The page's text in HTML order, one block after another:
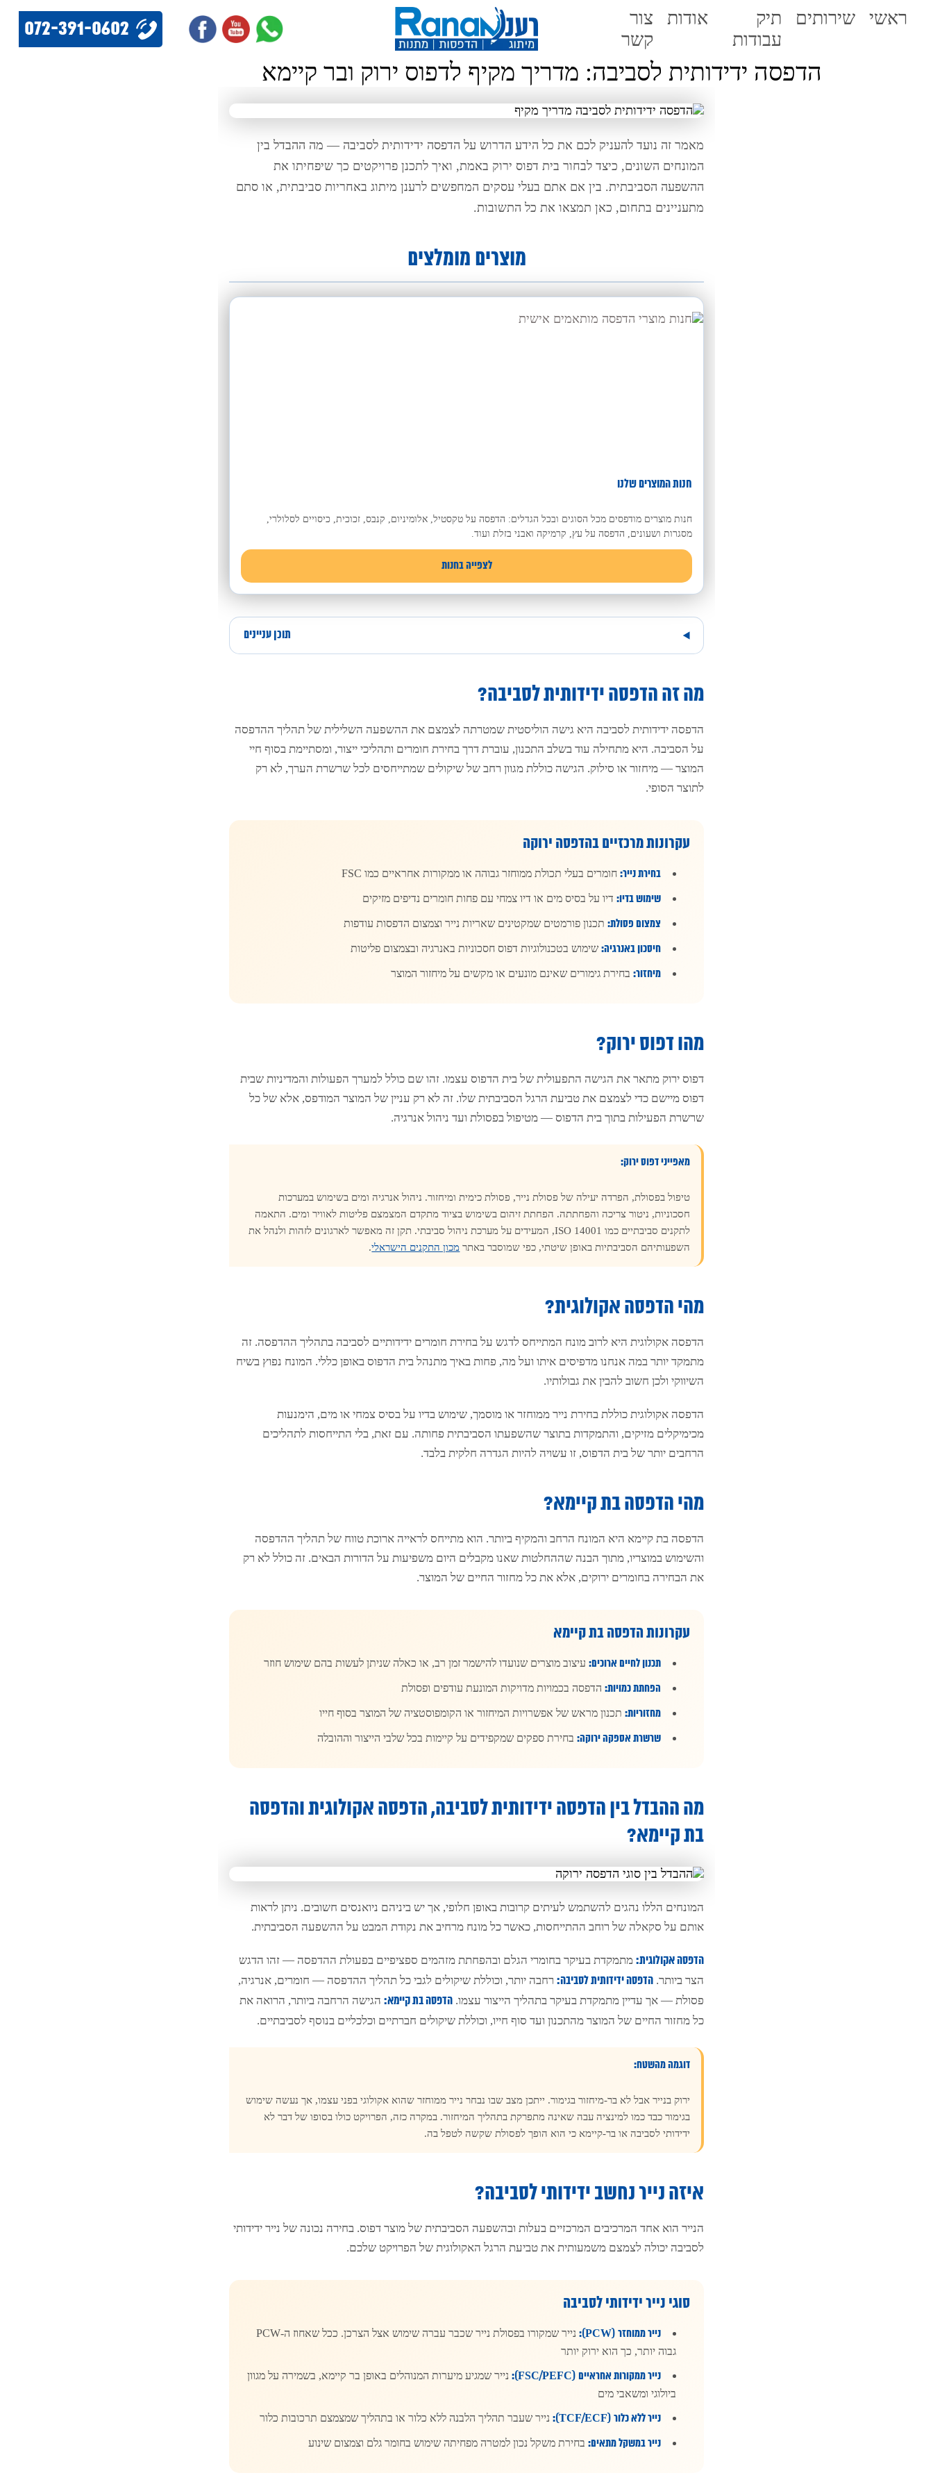
ראשי שירותים
תיק
עבודות
אודות
צור
קשר
072-391-0602
הדפסה ידידותית לסביבה: מדריך מקיף לדפוס ירוק ובר קיימא
מאמר זה נועד להעניק לכם את כל הידע הדרוש על הדפסה ידידותית לסביבה — מה ההבדל בין
המונחים השונים, כיצד לבחור בית דפוס ירוק באמת, ואיך לתכנן פרויקטים כך שיפחיתו את
ההשפעה הסביבתית. בין אם אתם בעלי עסקים המחפשים לרענן מיתוג באחריות סביבתית, או סתם
מתעניינים בתחום, כאן תמצאו את כל התשובות.
מוצרים מומלצים
חנות המוצרים שלנו
חנות מוצרים מודפסים מכל הסוגים ובכל הגדלים: הדפסה על טקסטיל, אלומיניום, קנבס, זכוכית, כיסויים לסלולרי,
מסגרות ושעונים, הדפסה על עץ, קרמיקה ואבני בזלת ועוד.
לצפייה בחנות
תוכן עניינים
מה זה הדפסה ידידותית לסביבה?
הדפסה ידידותית לסביבה היא גישה הוליסטית שמטרתה לצמצם את ההשפעה השלילית של תהליך ההדפסה
על הסביבה. היא מתחילה עוד בשלב התכנון, עוברת דרך בחירת חומרים ותהליכי ייצור, ומסתיימת בסוף חיי
המוצר — מיחזור או סילוק. הגישה כוללת מגוון רחב של שיקולים שמתייחסים לכל שרשרת הערך, לא רק
לתוצר הסופי.
עקרונות מרכזיים בהדפסה ירוקה
בחירת נייר:חומרים בעלי תכולת ממוחזר גבוהה או ממקורות אחראיים כמו FSC
שימוש בדיו:דיו על בסיס מים או דיו צמחי עם פחות חומרים נדיפים מזיקים
צמצום פסולת:תכנון פורמטים שמקטינים שאריות נייר וצמצום הדפסות עודפות
חיסכון באנרגיה:שימוש בטכנולוגיות דפוס חסכוניות באנרגיה ובצמצום פליטות
מיחזור:בחירת גימורים שאינם מונעים או מקשים על מיחזור המוצר
מהו דפוס ירוק?
דפוס ירוק מתאר את הגישה התפעולית של בית הדפוס עצמו. זהו שם כולל למערך הפעולות והמדיניות שבית
דפוס מיישם כדי לצמצם את טביעת הרגל הסביבתית שלו. זה לא רק עניין של המוצר המודפס, אלא של כל
שרשרת הפעילות בתוך בית הדפוס — מטיפול בפסולת ועד ניהול אנרגיה.
מאפייני דפוס ירוק:
טיפול בפסולת, הפרדה יעילה של פסולת נייר, פסולת כימית ומיחזור. ניהול אנרגיה ומים בשימוש במערכות
חסכוניות, ניטור צריכה והפחתתה. הפחתת זיהום בשימוש בציוד מתקדם המצמצם פליטות לאוויר ומים. התאמה
לתקנים סביבתיים כמו ISO 14001, המעידים על מערכת ניהול סביבתי. תקן זה מאפשר לארגונים לזהות ולנהל את
השפעותיהם הסביבתיות באופן שיטתי, כפי שמוסבר באתר מכון התקנים הישראלי.
מהי הדפסה אקולוגית?
הדפסה אקולוגית היא לרוב מונח המתייחס לדגש על בחירת חומרים ידידותיים לסביבה בתהליך ההדפסה. זה
מתמקד יותר במה אנחנו מדפיסים איתו ועל מה, פחות באיך מתנהל בית הדפוס באופן כללי. המונח נפוץ בשיח
השיווקי ולכן חשוב להבין את גבולותיו.
הדפסה אקולוגית כוללת בחירת נייר ממוחזר או מוסמך, שימוש בדיו על בסיס צמחי או מים, הימנעות
מכימיקלים מזיקים, והתמקדות בתוצר שהשפעתו הסביבתית פחותה. עם זאת, בלי התייחסות לתהליכים
הרחבים יותר של בית הדפוס, זו עשויה להיות הגדרה חלקית בלבד.
מהי הדפסה בת קיימא?
הדפסה בת קיימא היא המונח הרחב והמקיף ביותר. הוא מתייחס לראייה ארוכת טווח של תהליך ההדפסה
והשימוש במוצריו, מתוך הבנה שההחלטות שאנו מקבלים היום משפיעות על הדורות הבאים. זה כולל לא רק
את הבחירה בחומרים ירוקים, אלא את כל מחזור החיים של המוצר.
עקרונות הדפסה בת קיימא
תכנון לחיים ארוכים:עיצוב מוצרים שנועדו להישמר זמן רב, או כאלה שניתן לעשות בהם שימוש חוזר
הפחתת כמויות:הדפסה בכמויות מדויקות המונעת עודפים ופסולת
מחזוריות:תכנון מראש של אפשרויות המיחזור או הקומפוסטציה של המוצר בסוף חייו
שרשרת אספקה ירוקה:בחירת ספקים שמקפידים על קיימות בכל שלבי הייצור וההובלה
מה ההבדל בין הדפסה ידידותית לסביבה, הדפסה אקולוגית והדפסה
בת קיימא?
המונחים הללו נהגים להשתמש לעיתים קרובות באופן חלופי, אך יש ביניהם ניואנסים חשובים. ניתן לראות
אותם על סקאלה של רוחב ההתייחסות, כאשר כל מונח מרחיב את נקודת המבט על ההשפעה הסביבתית.
הדפסה אקולוגית:מתמקדת בעיקר בחומרי הגלם ובהפחתת מזהמים ספציפיים בפעולת ההדפסה — זהו הדגש
הצר ביותר. הדפסה ידידותית לסביבה:רחבה יותר, וכוללת שיקולים לגבי כל תהליך ההדפסה — חומרים, אנרגיה,
פסולת — אך עדיין מתמקדת בעיקר בתהליך הייצור עצמו. הדפסה בת קיימא:הגישה הרחבה ביותר, הרואה את
כל מחזור החיים של המוצר מהתכנון ועד סוף חייו, וכוללת שיקולים חברתיים וכלכליים בנוסף לסביבתיים.
דוגמה מהשטח:
ירוק בנייר אבל לא בר-מיחזור בגימור. ייתכן מצב שבו נבחר נייר ממוחזר שהוא אקולוגי בפני עצמו, אך נעשה שימוש
בגימור כבד כמו למינציה עבה שאינה מתפרקת בתהליך המיחזור. במקרה כזה, הפרויקט כולו בסופו של דבר לא
ידידותי לסביבה או בר-קיימא כי הוא הופך לפסולת שקשה לטפל בה.
איזה נייר נחשב ידידותי לסביבה?
הנייר הוא אחד המרכיבים המרכזיים בעלות ובהשפעה הסביבתית של מוצר דפוס. בחירה נכונה של נייר ידידותי
לסביבה יכולה לצמצם משמעותית את טביעת הרגל האקולוגית של הפרויקט שלכם.
סוגי נייר ידידותי לסביבה
נייר ממוחזר (PCW):
נייר שמקורו בפסולת נייר שכבר עברה שימוש אצל הצרכן. ככל שאחוז ה-PCW
גבוה יותר, כך הוא ירוק יותר
נייר ממקורות אחראיים (FSC/PEFC):
נייר שמגיע מיערות המנוהלים באופן בר קיימא, בשמירה על מגוון
ביולוגי ומשאבי מים
נייר ללא כלור (TCF/ECF): נייר שעבר תהליך הלבנה ללא כלור או בתהליך שמצמצם תרכובות כלור
נייר במשקל מתאים:בחירת משקל נכון למטרה מפחיתה שימוש בחומר גלם וצמצום שינוע